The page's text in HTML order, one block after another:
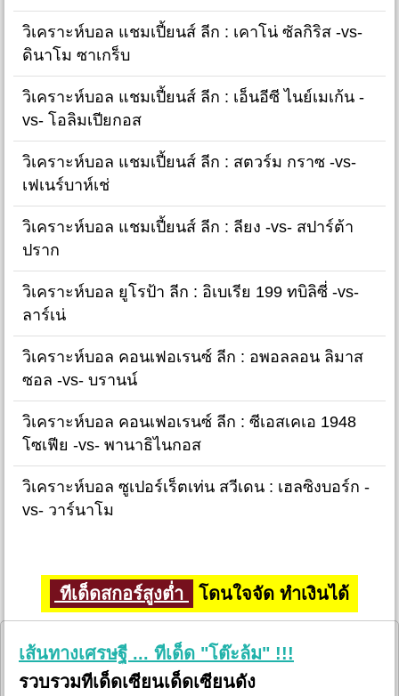
วิเคราะห์บอล แชมเปี้ยนส์ ลีก : เคาโน่ ซัลกิริส -vs-
ดินาโม ซาเกร็บ
วิเคราะห์บอล แชมเปี้ยนส์ ลีก : เอ็นอีซี ไนย์เมเก้น -
vs- โอลิมเปียกอส
วิเคราะห์บอล แชมเปี้ยนส์ ลีก : สตวร์ม กราซ -vs-
เฟเนร์บาห์เช่
วิเคราะห์บอล แชมเปี้ยนส์ ลีก : ลียง -vs- สปาร์ต้า
ปราก
วิเคราะห์บอล ยูโรป้า ลีก : อิเบเรีย 199 ทบิลิซี่ -vs-
ลาร์เน่
วิเคราะห์บอล คอนเฟอเรนซ์ ลีก : อพอลลอน ลิมาส
ซอล -vs- บรานน์
วิเคราะห์บอล คอนเฟอเรนซ์ ลีก : ซีเอสเคเอ 1948
โซเฟีย -vs- พานาธิไนกอส
วิเคราะห์บอล ซูเปอร์เร็ตเท่น สวีเดน : เฮลซิงบอร์ก -
vs- วาร์นาโม
ทีเด็ดสกอร์สูงต่ำ โดนใจจัด ทำเงินได้
เส้นทางเศรษฐี ... ทีเด็ด "โต๊ะล้ม" !!!
รวบรวมทีเด็ดเซียนเด็ดเซียนดัง